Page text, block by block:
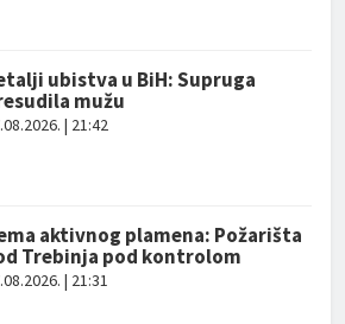
ubistva u BiH: Supruga
mužu
| 21:42
aktivnog plamena: Požarišta
Trebinja pod kontrolom
| 21:31